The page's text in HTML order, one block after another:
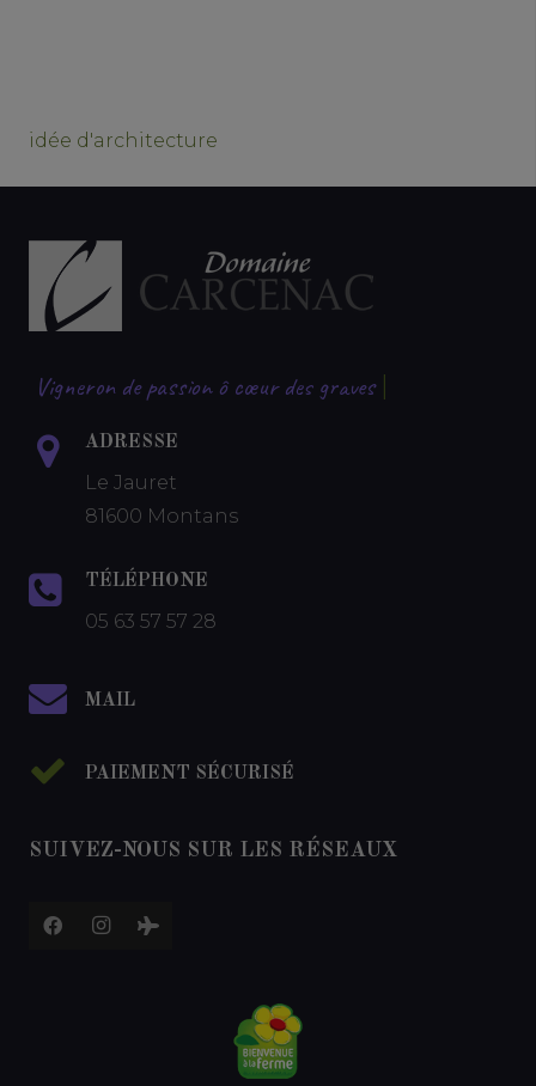
idée d'architecture
Vigneron de passion ô cœur des graves |
ADRESSE
Le Jauret
81600 Montans
TÉLÉPHONE
05 63 57 57 28
MAIL
PAIEMENT SÉCURISÉ
SUIVEZ-NOUS SUR LES RÉSEAUX